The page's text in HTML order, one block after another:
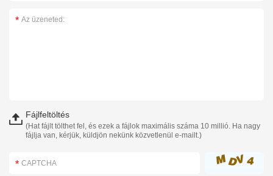
Fájlfeltöltés
(Hat fájlt tölthet fel, és ezek a fájlok maximális száma 10 millió. Ha nagy
fájlja van, kérjük, küldjön nekünk közvetlenül e-mailt.)